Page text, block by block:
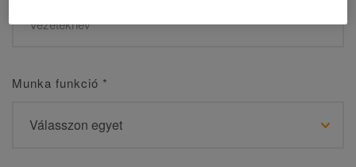
Munka funkció *